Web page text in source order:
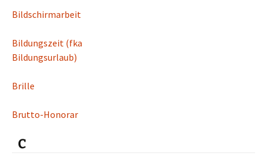
Bildschirmarbeit
Bildungszeit (fka
Bildungsurlaub)
Brille
Brutto-Honorar
C